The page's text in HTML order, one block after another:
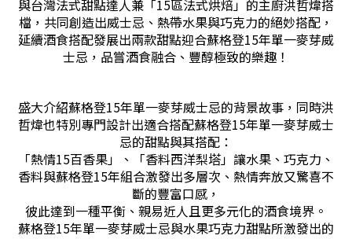
與台灣法式甜點達人兼「15區法式烘焙」的主廚洪哲煒搭
檔，共同創造出威士忌、熱帶水果與巧克力的絕妙搭配，
延續酒食搭配發展出兩款甜點迎合蘇格登15年單一麥芽威
士忌，品嘗酒食融合、豐醇極致的樂趣！
盛大介紹蘇格登15年單一麥芽威士忌的背景故事，同時洪
哲煒也特別專門設計出適合搭配蘇格登15年單一麥芽威士
忌的甜點與其搭配：
「熱情15百香果」、「香料西洋梨塔」讓水果、巧克力、
香料與蘇格登15年組合激發出多層次、熱情奔放又驚喜不
斷的豐富口感，
彼此達到一種平衡、親易近人且更多元化的酒食境界。
蘇格登15年單一麥芽威士忌與水果巧克力甜點所激發出的